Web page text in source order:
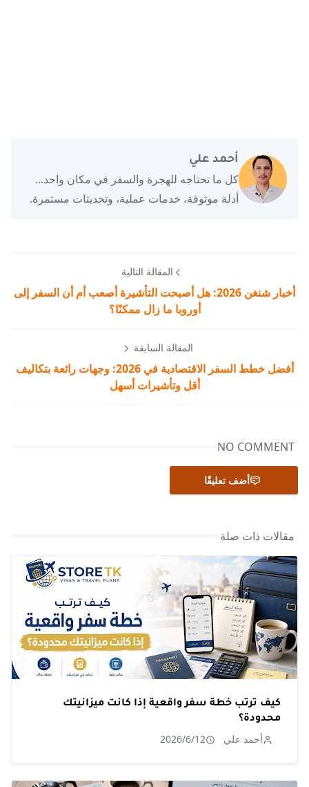
أحمد علي
كل ما تحتاجه للهجرة والسفر في مكان واحد...
أدلة موثوقة، خدمات عملية، وتحديثات مستمرة.
المقالة التالية
أخبار شنغن 2026: هل أصبحت التأشيرة أصعب أم أن السفر إلى
أوروبا ما زال ممكنًا؟
المقالة السابقة
أفضل خطط السفر الاقتصادية في 2026: وجهات رائعة بتكاليف
أقل وتأشيرات أسهل
NO COMMENT
أضف تعليقًا
مقالات ذات صلة
كيف ترتب خطة سفر واقعية إذا كانت ميزانيتك
محدودة؟
أحمد علي 2026/6/12